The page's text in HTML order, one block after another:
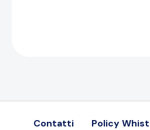
Contatti Policy